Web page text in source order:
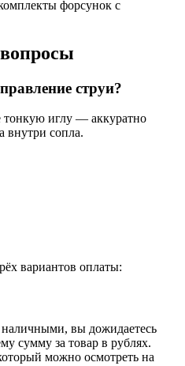
форсунок с
струи?
тонкую иглу — аккуратно
внутри сопла.
вариантов оплаты:
вы дожидаетесь
сумму за товар в рублях.
можно осмотреть на